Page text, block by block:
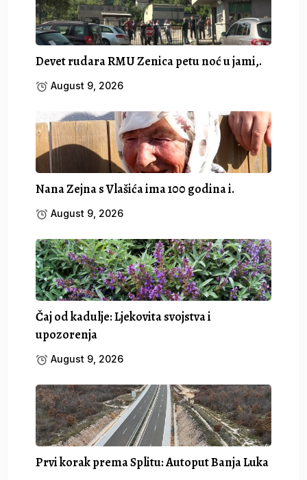
Devet rudara RMU Zenica petu noć u jami,.
August 9, 2026
Nana Zejna s Vlašića ima 100 godina i.
August 9, 2026
Čaj od kadulje: Ljekovita svojstva i
upozorenja
August 9, 2026
Prvi korak prema Splitu: Autoput Banja Luka